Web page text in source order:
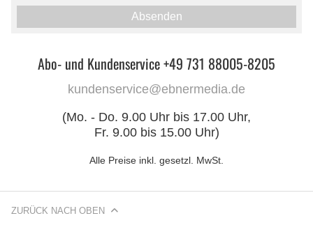
Absenden
Abo- und Kundenservice +49 731 88005-8205
kundenservice@ebnermedia.de
(Mo. - Do. 9.00 Uhr bis 17.00 Uhr,
Fr. 9.00 bis 15.00 Uhr)
Alle Preise inkl. gesetzl. MwSt.
ZURÜCK NACH OBEN